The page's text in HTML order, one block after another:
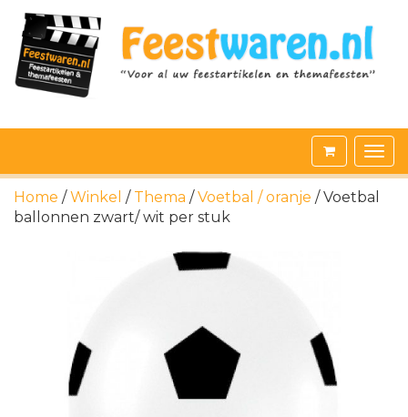
Home /Winkel / Thema /Voetbal / oranje / Voetbal
ballonnen zwart/ wit per stuk